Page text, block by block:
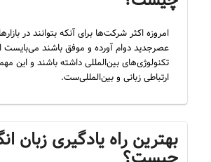
امروزه اکثر شرکت‌ها برای آنکه بتوانند در
عصرجدید دوام آورده و موفق باشند می‌بایست
تکنولوژی‌های بین‌المللی داشته باشند و این
ارتباطی زبانی و بین‌المللی‌ست.
بهترین راه یادگیری زبان